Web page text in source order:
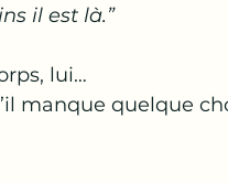
il est là.”
lui…
manque quelque